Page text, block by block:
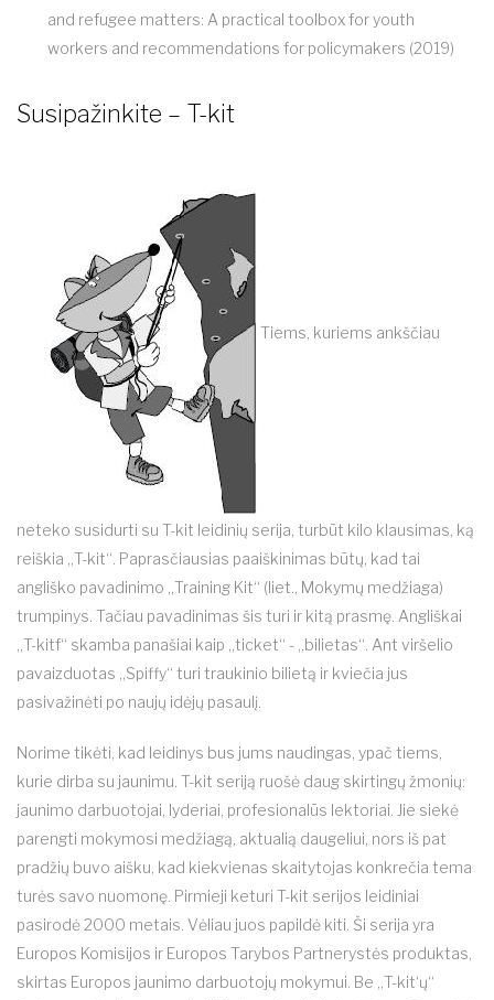
and refugee matters: A practical toolbox for youth
workers and recommendations for policymakers (2019)
Susipažinkite – T-kit
Tiems, kuriems ankščiau
neteko susidurti su T-kit leidinių serija, turbūt kilo klausimas, ką
reiškia „T-kit“. Paprasčiausias paaiškinimas būtų, kad tai
angliško pavadinimo „Training Kit“ (liet., Mokymų medžiaga)
trumpinys. Tačiau pavadinimas šis turi ir kitą prasmę. Angliškai
„T-kitf“ skamba panašiai kaip „ticket“ - „bilietas“. Ant viršelio
pavaizduotas „Spiffy“ turi traukinio bilietą ir kviečia jus
pasivažinėti po naujų idėjų pasaulį.
Norime tikėti, kad leidinys bus jums naudingas, ypač tiems,
kurie dirba su jaunimu. T-kit seriją ruošė daug skirtingų žmonių:
jaunimo darbuotojai, lyderiai, profesionalūs lektoriai. Jie siekė
parengti mokymosi medžiagą, aktualią daugeliui, nors iš pat
pradžių buvo aišku, kad kiekvienas skaitytojas konkrečia tema
turės savo nuomonę. Pirmieji keturi T-kit serijos leidiniai
pasirodė 2000 metais. Vėliau juos papildė kiti. Ši serija yra
Europos Komisijos ir Europos Tarybos Partnerystės produktas,
skirtas Europos jaunimo darbuotojų mokymui. Be „T-kit‘ų“